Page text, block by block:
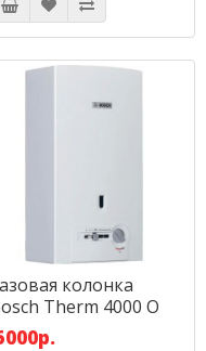
колонка
Therm 4000 O
15-2P